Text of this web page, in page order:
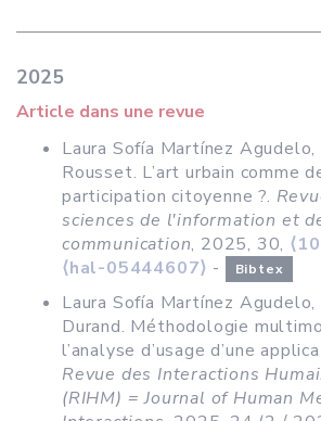
2025
Article dans une revue
Laura Sofía Martínez Agudelo,
Rousset. L’art urbain comme
participation citoyenne ?.
sciences de l'information et
communication, 2025, 30,
⟨hal-05444607⟩ - Bibtex
Laura Sofía Martínez
Durand. Méthodologie
l’analyse d’usage d’une
Revue des Interactions
(RIHM) = Journal of Human